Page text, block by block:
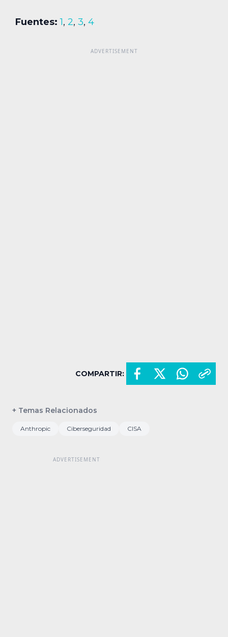
Fuentes: 1, 2, 3, 4
COMPARTIR:
+ Temas Relacionados
Anthropic Ciberseguridad CISA